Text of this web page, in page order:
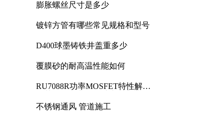
膨胀螺丝尺寸是多少
镀锌方管有哪些常见规格和型号
D400球墨铸铁井盖重多少
覆膜砂的耐高温性能如何
RU7088R功率MOSFET特性解析
不锈钢通风 管道施工